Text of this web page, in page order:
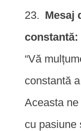
Mesaj
constantă:
“Vă
constantă
Aceasta
cu pasiune